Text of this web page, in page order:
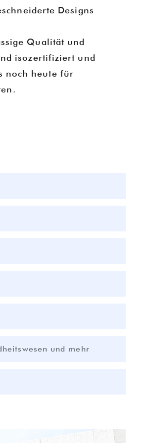
Designs
Qualität und
isozertifiziert und
noch heute für
und mehr